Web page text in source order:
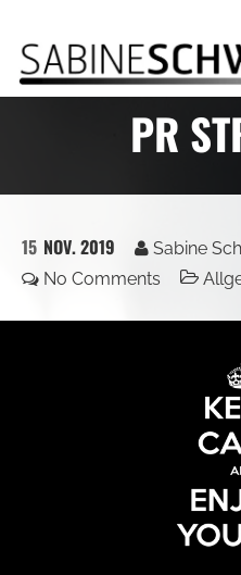
Startseite /
PR
15 NOV. 2019
Sabine
No Comments